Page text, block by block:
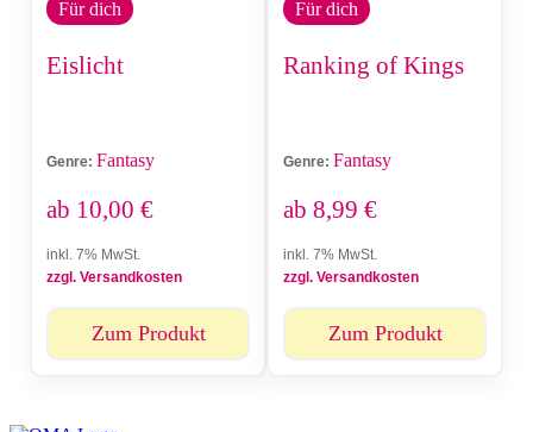
Für dich
Eislicht
Genre: Fantasy
ab 10,00 €
inkl. 7% MwSt.
zzgl. Versandkosten
Zum Produkt
Für dich
Ranking of Kings
Genre: Fantasy
ab 8,99 €
inkl. 7% MwSt.
zzgl. Versandkosten
Zum Produkt